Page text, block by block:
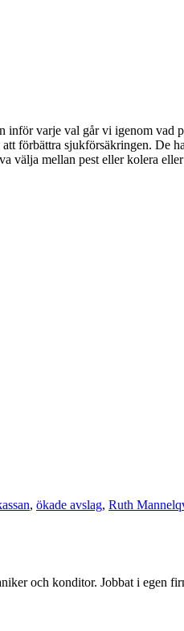
varje val går vi igenom
förbättra sjukförsäkringen. De
mellan pest eller kolera
, ökade avslag, Ruth
och konditor. Jobbat i egen